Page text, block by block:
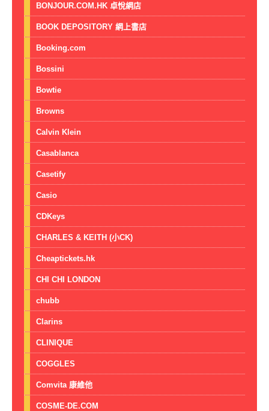
BONJOUR.COM.HK 卓悅網店
BOOK DEPOSITORY 網上書店
Booking.com
Bossini
Bowtie
Browns
Calvin Klein
Casablanca
Casetify
Casio
CDKeys
CHARLES & KEITH (小CK)
Cheaptickets.hk
CHI CHI LONDON
chubb
Clarins
CLINIQUE
COGGLES
Comvita 康維他
COSME-DE.COM